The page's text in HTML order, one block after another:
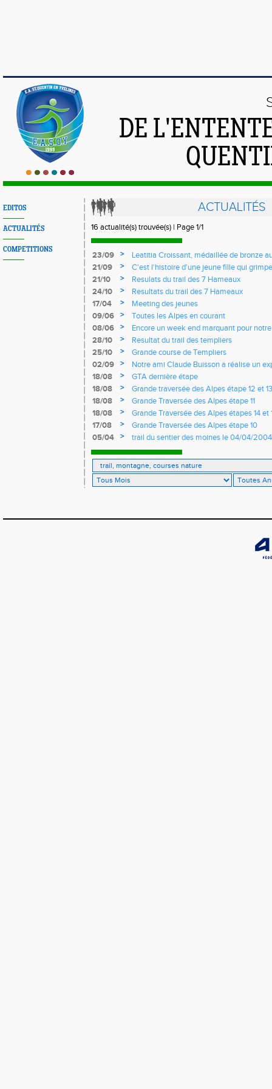
DE
EDITOS
ACTUALITÉS
COMPETITIONS
ACTUALITÉS
16 actualité(s) trouvée(s) | Page 1/1
23/09 >
Leatitia Croissant, médaillée de bronze
de course de montagne
21/09 >
C'est l'histoire d'une jeune fille qui
21/10
>
Resulats du trail des 7 Hameaux
24/10
>
Resultats du trail des 7 Hameaux
17/04
>
Meeting des jeunes
09/06
>
Toutes les Alpes en courant
08/06
>
Encore un week end marquant pour
jurassien
28/10 >
Resultat du trail des templiers
25/10
>
Grande course de Templiers
02/09
>
Notre ami Claude Buisson a réalise un
juillet, courir durant ...48h
18/08 >
GTA dernière étape
18/08
>
Grande traversée des Alpes étape 12 et 13
18/08
>
Grande Traversée des Alpes étape 11
18/08
>
Grande Traversée des Alpes étapes 14 et
17/08
>
Grande Traversée des Alpes étape 10
05/04
> trail du sentier des moines le 04/04/2004